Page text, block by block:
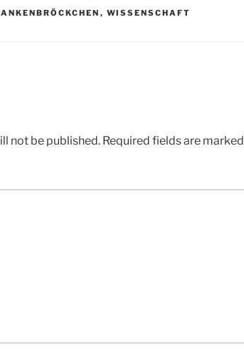
, WISSENSCHAFT
not be published. Required fields are marked